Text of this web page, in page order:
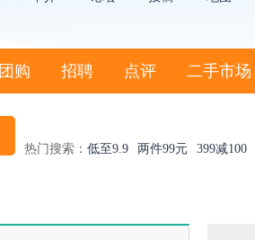
团购 招聘 点评 二手市场
热门搜索： 低至9.9 两件99元 399减100